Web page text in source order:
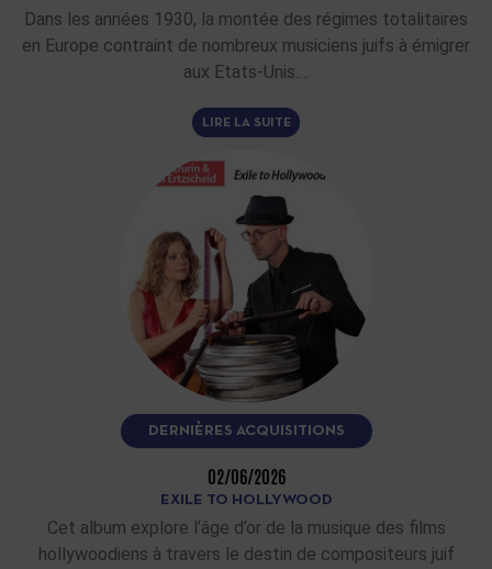
Dans les années 1930, la montée des régimes totalitaires
en Europe contraint de nombreux musiciens juifs à émigrer
aux Etats-Unis.…
LIRE LA SUITE
DERNIÈRES ACQUISITIONS
02/06/2026
EXILE TO HOLLYWOOD
Cet album explore l’âge d’or de la musique des films
hollywoodiens à travers le destin de compositeurs juif